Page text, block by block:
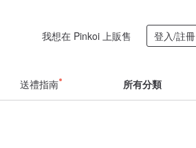
我想在 Pinkoi 上販售 登入/註冊
送禮指南 所有分類